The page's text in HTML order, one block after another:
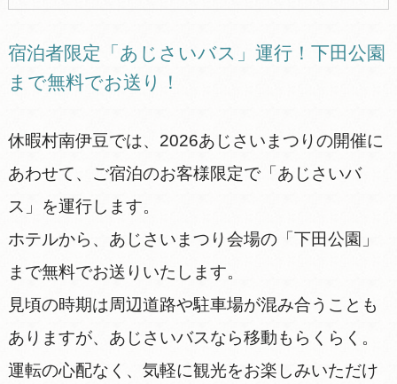
宿泊者限定「あじさいバス」運行！下田公園
まで無料でお送り！
休暇村南伊豆では、2026あじさいまつりの開催に
あわせて、ご宿泊のお客様限定で「あじさいバ
ス」を運行します。
ホテルから、あじさいまつり会場の「下田公園」
まで無料でお送りいたします。
見頃の時期は周辺道路や駐車場が混み合うことも
ありますが、あじさいバスなら移動もらくらく。
運転の心配なく、気軽に観光をお楽しみいただけ